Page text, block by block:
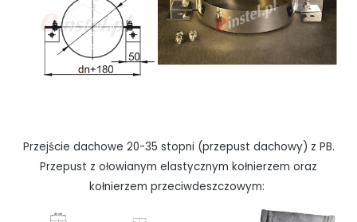
Przejście dachowe 20-35 stopni (przepust dachowy) z PB.
Przepust z ołowianym elastycznym kołnierzem oraz
kołnierzem przeciwdeszczowym: